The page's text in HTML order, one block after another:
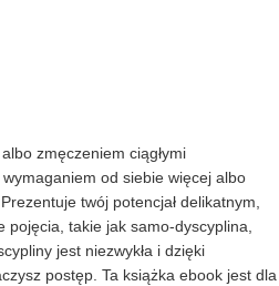
zmęczeniem ciągłymi
od siebie więcej albo
twój potencjał delikatnym,
takie jak samo-dyscyplina,
jest niezwykła i dzięki
postęp. Ta książka ebook jest dla